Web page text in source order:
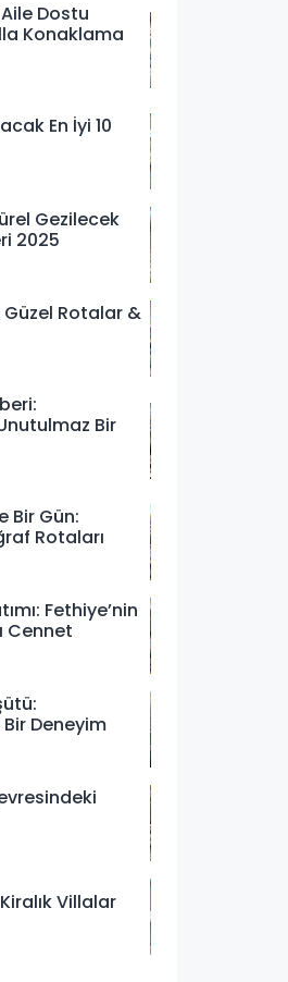
Dostu
Konaklama
En İyi 10
Gezilecek
2025
Güzel Rotalar &
Bir
Bir Gün:
Rotaları
Fethiye’nin
Cennet
Deneyim
Villalar